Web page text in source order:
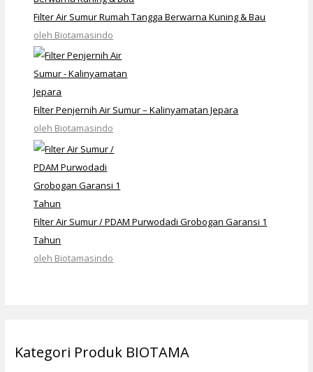
Filter Air Sumur Rumah Tangga Berwarna Kuning & Bau
oleh Biotamasindo
Filter Penjernih Air Sumur – Kalinyamatan Jepara
oleh Biotamasindo
Filter Air Sumur / PDAM Purwodadi Grobogan Garansi 1
Tahun
oleh Biotamasindo
Kategori Produk BIOTAMA